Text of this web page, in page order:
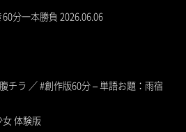
分一本勝負 2026.06.06
チラ ／ #創作版60分 – 単語お題：雨宿
女 体験版